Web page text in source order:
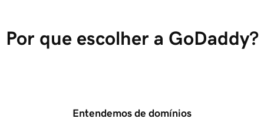
Por que escolher a GoDaddy?
Entendemos de domínios